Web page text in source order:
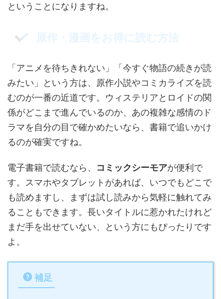
ということになりますね。
原作・漫画をお得に読む方法
「アニメを待ちきれない」「今すぐ物語の続きが読
みたい」という方は、原作小説やコミカライズを読
むのが一番の近道です。ウィステリアとロイドの関
係がどこまで進んでいるのか、あの複雑な感情のド
ラマを自分の目で確かめたいなら、書籍で追いかけ
るのが確実ですね。
電子書籍で読むなら、 コミックシーモアが便利で
す。スマホやタブレットがあれば、いつでもどこで
も読めますし、まずは試し読みから気軽に触れてみ
ることもできます。長いタイトルに惹かれたけれど
まだ手を出せていない、という方にもぴったりです
よ。
補足